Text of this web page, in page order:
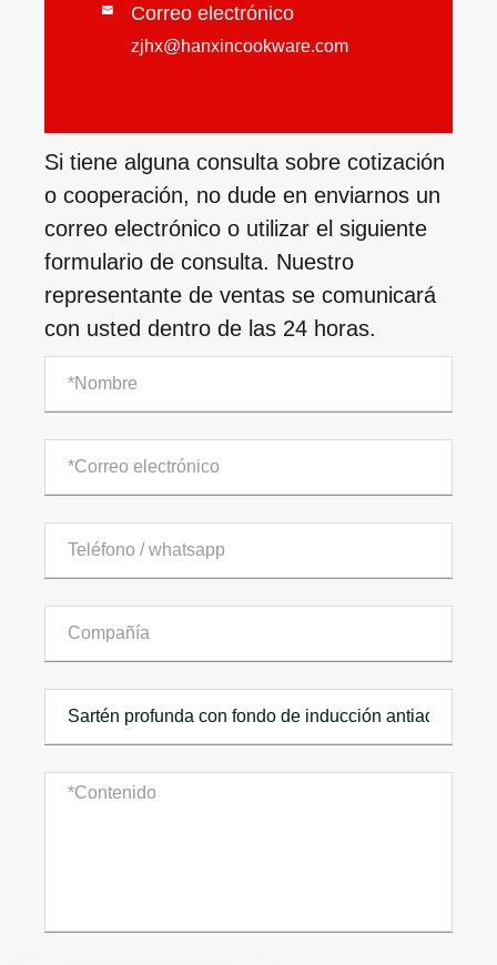
 Correo electrónico
zjhx@hanxincookware.com
Si tiene alguna consulta sobre cotización
o cooperación, no dude en enviarnos un
correo electrónico o utilizar el siguiente
formulario de consulta. Nuestro
representante de ventas se comunicará
con usted dentro de las 24 horas.